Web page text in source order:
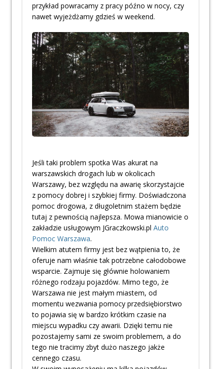
przykład powracamy z pracy późno w nocy, czy
nawet wyjeżdżamy gdzieś w weekend.
Jeśli taki problem spotka Was akurat na
warszawskich drogach lub w okolicach
Warszawy, bez względu na awarię skorzystajcie
z pomocy dobrej i szybkiej firmy. Doświadczona
pomoc drogowa, z długoletnim stażem będzie
tutaj z pewnością najlepsza. Mowa mianowicie o
zakładzie usługowym JGraczkowski.pl Auto
Pomoc Warszawa.
Wielkim atutem firmy jest bez wątpienia to, że
oferuje nam właśnie tak potrzebne całodobowe
wsparcie. Zajmuje się głównie holowaniem
różnego rodzaju pojazdów. Mimo tego, że
Warszawa nie jest małym miastem, od
momentu wezwania pomocy przedsiębiorstwo
to pojawia się w bardzo krótkim czasie na
miejscu wypadku czy awarii. Dzięki temu nie
pozostajemy sami ze swoim problemem, a do
tego nie tracimy zbyt dużo naszego jakże
cennego czasu.